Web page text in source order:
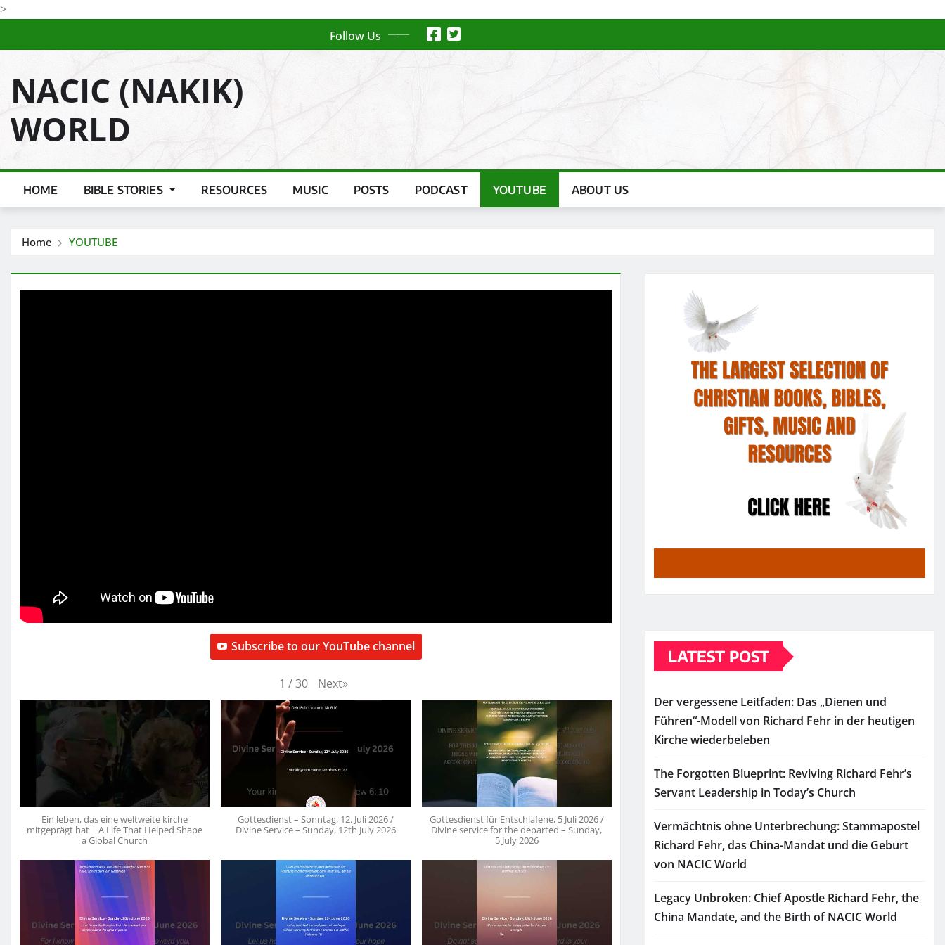
>Skip
content
Follow Us
NACIC (NAKIK)
WORLD
HOME BIBLE STORIES RESOURCES MUSIC POSTS PODCAST YOUTUBE ABOUT US
Home YOUTUBE
Subscribe to our YouTube channel
1 /30 Next»
Ein leben, das eine weltweite kirche
mitgeprägt hat | A Life That Helped Shape
a Global Church
Gottesdienst – Sonntag, 12. Juli 2026 /
Divine Service – Sunday, 12th July 2026
Gottesdienst für Entschlafene, 5 Juli 2026 /
Divine service for the departed – Sunday,
5 July 2026
LATEST POST
Der vergessene Leitfaden: Das „Dienen und
Führen“-Modell von Richard Fehr in der heutigen
Kirche wiederbeleben
The Forgotten Blueprint: Reviving Richard Fehr’s
Servant Leadership in Today’s Church
Vermächtnis ohne Unterbrechung: Stammapostel
Richard Fehr, das China-Mandat und die Geburt
von NACIC World
Legacy Unbroken: Chief Apostle Richard Fehr, the
China Mandate, and the Birth of NACIC World